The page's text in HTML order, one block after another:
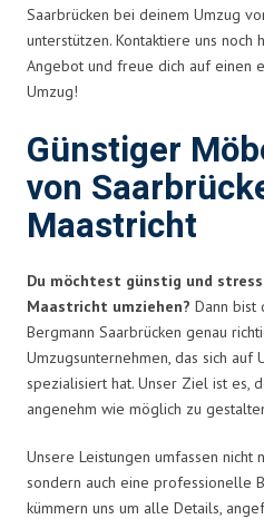
Saarbrücken bei deinem Umzug
unterstützen. Kontaktiere uns
Angebot und freue dich auf einen
Umzug!
Günstiger
von
Maastricht
Du möchtest günstig und
Maastricht umziehen? Dann bist
Bergmann Saarbrücken genau
Umzugsunternehmen, das sich auf
spezialisiert hat. Unser Ziel ist es,
angenehm wie möglich zu
Unsere Leistungen umfassen nicht
sondern auch eine professionelle
kümmern uns um alle Details,